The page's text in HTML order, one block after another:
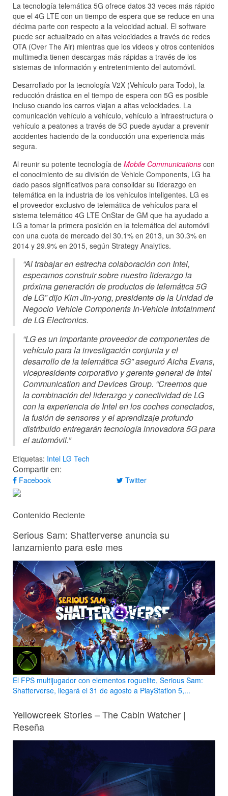
La tecnología telemática 5G ofrece datos 33 veces más rápido
que el 4G LTE con un tiempo de espera que se reduce en una
décima parte con respecto a la velocidad actual. El software
puede ser actualizado en altas velocidades a través de redes
OTA (Over The Air) mientras que los videos y otros contenidos
multimedia tienen descargas más rápidas a través de los
sistemas de información y entretenimiento del automóvil.
Desarrollado por la tecnología V2X (Vehículo para Todo), la
reducción drástica en el tiempo de espera con 5G es posible
incluso cuando los carros viajan a altas velocidades. La
comunicación vehículo a vehículo, vehículo a infraestructura o
vehículo a peatones a través de 5G puede ayudar a prevenir
accidentes haciendo de la conducción una experiencia más
segura.
Al reunir su potente tecnología de Mobile Communications con
el conocimiento de su división de Vehicle Components, LG ha
dado pasos significativos para consolidar su liderazgo en
telemática en la industria de los vehículos inteligentes. LG es
el proveedor exclusivo de telemática de vehículos para el
sistema telemático 4G LTE OnStar de GM que ha ayudado a
LG a tomar la primera posición en la telemática del automóvil
con una cuota de mercado del 30.1% en 2013, un 30.3% en
2014 y 29.9% en 2015, según Strategy Analytics.
“Al trabajar en estrecha colaboración con Intel,
esperamos construir sobre nuestro liderazgo la
próxima generación de productos de telemática 5G
de LG” dijo Kim Jin-yong, presidente de la Unidad de
Negocio Vehicle Components In-Vehicle Infotainment
de LG Electronics.
“LG es un importante proveedor de componentes de
vehículo para la investigación conjunta y el
desarrollo de la telemática 5G” aseguró Aicha Evans,
vicepresidente corporativo y gerente general de Intel
Communication and Devices Group. “Creemos que
la combinación del liderazgo y conectividad de LG
con la experiencia de Intel en los coches conectados,
la fusión de sensores y el aprendizaje profundo
distribuido entregarán tecnología innovadora 5G para
el automóvil.”
Etiquetas: Intel LG Tech
Compartir en:
Facebook Twitter
Contenido Reciente
Serious Sam: Shatterverse anuncia su
lanzamiento para este mes
El FPS multijugador con elementos roguelite, Serious Sam:
Shatterverse, llegará el 31 de agosto a PlayStation 5,...
Yellowcreek Stories – The Cabin Watcher |
Reseña